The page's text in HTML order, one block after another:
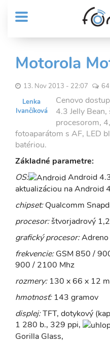
obsah
MENU
Sub
Header
menu
User
account
menu
Motorola
13. Nov 2013 - 22:07
64
Lenka
Ivančíková
Cenovo
4.3 Jelly
procesorom,
fotoaparátom s AF, LED
batériou.
Základné parametre:
OS:
Android
aktualizáciou na Android
chipset:Qualcomm
procesor:štvorjadrový
grafický procesor:
frekvencie:GSM 850 /
900 / 2100 Mhz
rozmery:130 x 66 x 12
hmotnosť:143 gramov
displej:TFT, dotykový
1 280 b., 329 ppi,
Gorilla Glass,